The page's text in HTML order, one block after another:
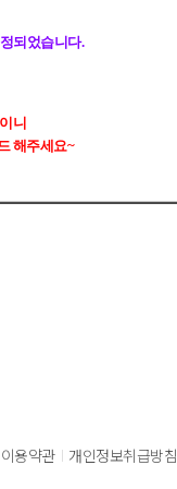
되었습니다.
니
해주세요~
이용약관 | 개인정보취급방침